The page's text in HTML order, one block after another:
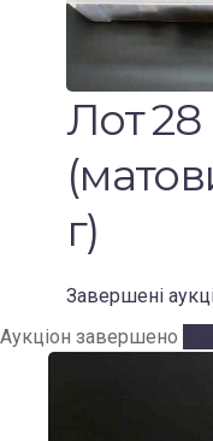
Лот 28
г)
Завершені
Аукціон завершено